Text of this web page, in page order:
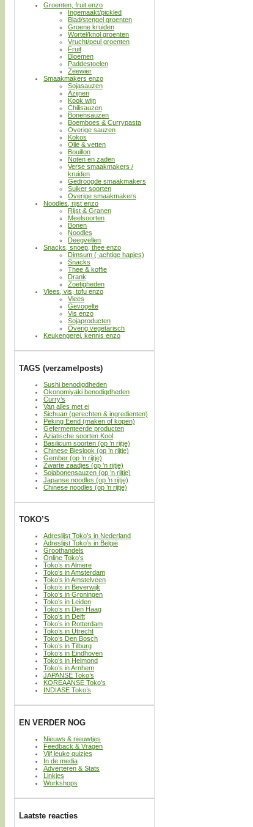
Groenten, fruit enzo
Ingemaakt/pickled
Blad/stengel groenten
Groene kruiden
Wortel/knol groenten
Vrucht/peul groenten
Fruit
Bloemen
Paddestoelen
Zeewier
Smaakmakers enzo
Sojasauzen
Azijnen
Kook wijn
Chilisauzen
Bonensauzen
Boemboes & Currypasta
Overige sauzen
Kokos
Olie & vetten
Bouillon
Noten en zaden
Verse smaakmakers /
kruiden
Gedroogde smaakmakers
Suiker soorten
Overige smaakmakers
Noodles, rijst enzo
Rijst & Granen
Meelsoorten
Bonen
Noodles
Deegvellen
Snacks, snoep, thee enzo
Dimsum (-achtige hapjes)
Snacks
Thee & koffie
Drank
Zoetigheden
Vlees, vis, tofu enzo
Vlees
Gevogelte
Vis enzo
Sojaproducten
Overig vegetarisch
Keukengerei, kennis enzo
TAGS (verzamelposts)
Sushi benodigdheden
Okonomiyaki benodigdheden
Curry’s
Van alles met ei
Sichuan (gerechten & ingredienten)
Peking Eend (maken of kopen)
Gefermenteerde producten
Aziatische soorten Kool
Basilicum soorten (op ’n rijtje)
Chinese Bieslook (op ’n rijtje)
Gember (op ’n rijtje)
Zwarte zaadjes (op ’n rijtje)
Sojabonensauzen (op ’n rijtje)
Japanse noodles (op ’n rijtje)
Chinese noodles (op ’n rijtje)
TOKO’S
Adreslijst Toko’s in Nederland
Adreslijst Toko’s in België
Groothandels
Online Toko’s
Toko’s in Almere
Toko’s in Amsterdam
Toko’s in Amstelveen
Toko’s in Beverwijk
Toko’s in Groningen
Toko’s in Leiden
Toko’s in Den Haag
Toko’s in Delft
Toko’s in Rotterdam
Toko’s in Utrecht
Toko’s Den Bosch
Toko’s in Tilburg
Toko’s in Eindhoven
Toko’s in Helmond
Toko’s in Arnhem
JAPANSE Toko’s
KOREAANSE Toko’s
INDIASE Toko’s
EN VERDER NOG
Nieuws & nieuwtjes
Feedback & Vragen
Vijf leuke quizjes
In de media
Adverteren & Stats
Linkjes
Workshops
Laatste reacties